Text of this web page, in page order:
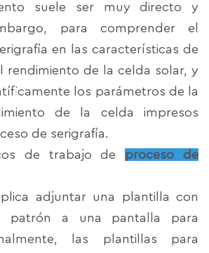
suele ser muy directo y
para comprender el
en las características de
rendimiento de la celda solar, y
los parámetros de la
de la celda impresos
de serigrafía.
de trabajo de proceso de
adjuntar una plantilla con
patrón a una pantalla para
las plantillas para